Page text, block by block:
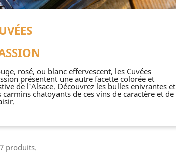
rosé, ou blanc effervescent, les Cuvées
présentent une autre facette colorée et
de l'Alsace. Découvrez les bulles enivrantes et
carmins chatoyants de ces vins de caractère et de
produits.